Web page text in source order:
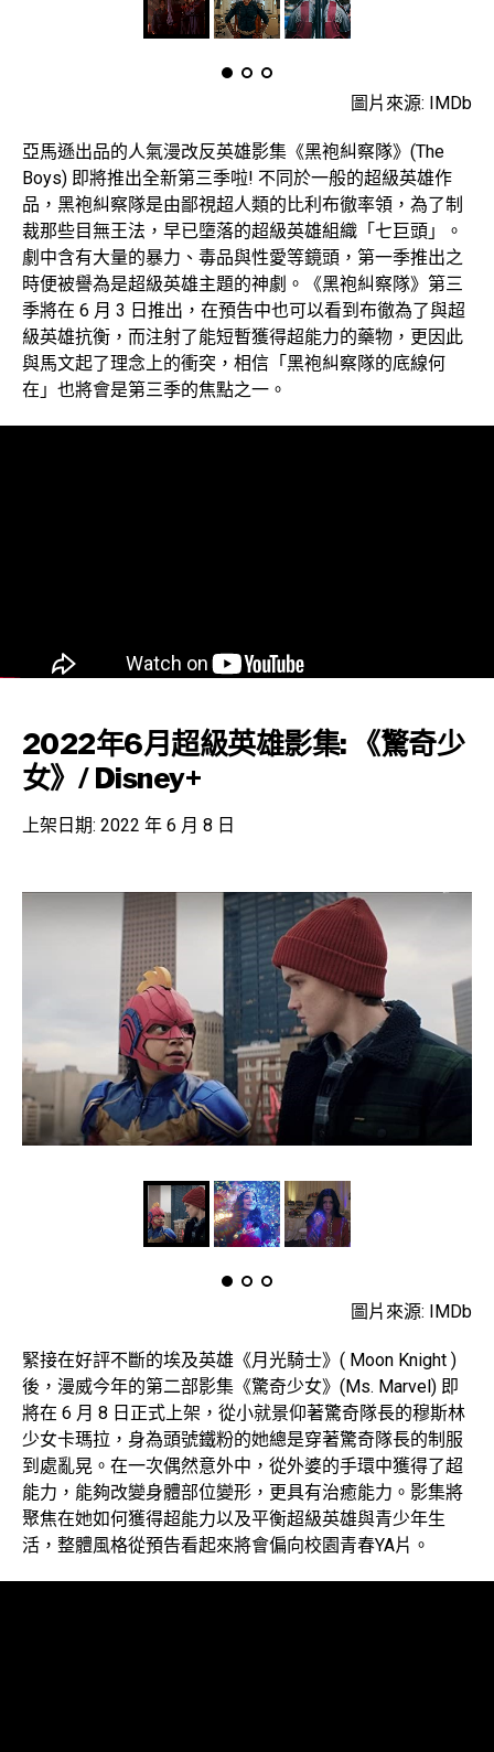
圖片來源: IMDb
亞馬遜出品的人氣漫改反英雄影集《黑袍糾察隊》(The
Boys) 即將推出全新第三季啦! 不同於一般的超級英雄作
品，黑袍糾察隊是由鄙視超人類的比利布徹率領，為了制
裁那些目無王法，早已墮落的超級英雄組織「七巨頭」。
劇中含有大量的暴力、毒品與性愛等鏡頭，第一季推出之
時便被譽為是超級英雄主題的神劇。《黑袍糾察隊》第三
季將在 6 月 3 日推出，在預告中也可以看到布徹為了與超
級英雄抗衡，而注射了能短暫獲得超能力的藥物，更因此
與馬文起了理念上的衝突，相信「黑袍糾察隊的底線何
在」也將會是第三季的焦點之一。
2022年6月超級英雄影集: 《驚奇少
女》/ Disney+
上架日期: 2022 年 6 月 8 日
圖片來源: IMDb
緊接在好評不斷的埃及英雄《月光騎士》( Moon Knight )
後，漫威今年的第二部影集《驚奇少女》(Ms. Marvel) 即
將在 6 月 8 日正式上架，從小就景仰著驚奇隊長的穆斯林
少女卡瑪拉，身為頭號鐵粉的她總是穿著驚奇隊長的制服
到處亂晃。在一次偶然意外中，從外婆的手環中獲得了超
能力，能夠改變身體部位變形，更具有治癒能力。影集將
聚焦在她如何獲得超能力以及平衡超級英雄與青少年生
活，整體風格從預告看起來將會偏向校園青春YA片。